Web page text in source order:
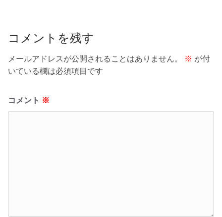
k
コメントを残す
メールアドレスが公開されることはありません。 ※ が付
いている欄は必須項目です
コメント ※